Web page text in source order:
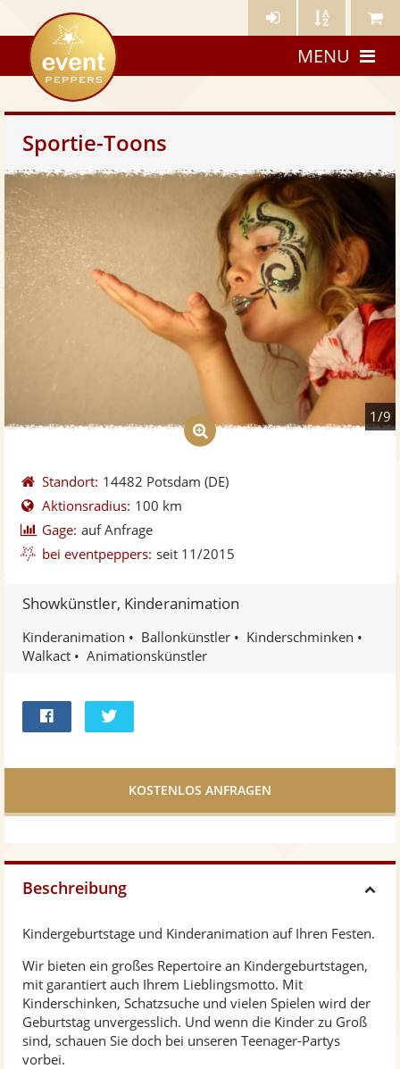
Künstler- Künstler Meine
eventpeppers
MENU
Sportie-Toons
1/9
Standort: 14482 Potsdam (DE)
Aktionsradius: 100 km
Gage: auf Anfrage
bei eventpeppers: seit 11/2015
Showkünstler, Kinderanimation
Kinderanimation Ballonkünstler
Kinderschminken
Walkact
Animationskünstler
Facebook
Beschreibung
Kindergeburtstage und Kinderanimation auf Ihren Festen.
Wir bieten ein großes Repertoire an Kindergeburtstagen,
mit garantiert auch Ihrem Lieblingsmotto. Mit
Kinderschinken, Schatzsuche und vielen Spielen wird der
Geburtstag unvergesslich. Und wenn die Kinder zu Groß
sind, schauen Sie doch bei unseren Teenager-Partys
vorbei.